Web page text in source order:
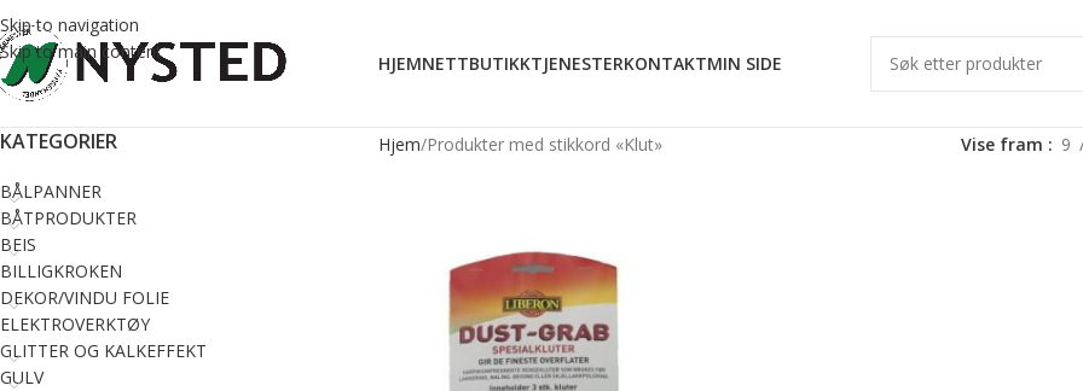
Skip to navigation
Skip to main content
HJEMNETTBUTIKKTJENESTERKONTAKTMIN SIDE
KATEGORIER
BÅLPANNER
BÅTPRODUKTER
BEIS
BILLIGKROKEN
DEKOR/VINDU FOLIE
ELEKTROVERKTØY
GLITTER OG KALKEFFEKT
GULV
Hjem Produkter med stikkord «Klut» Vise fram 9